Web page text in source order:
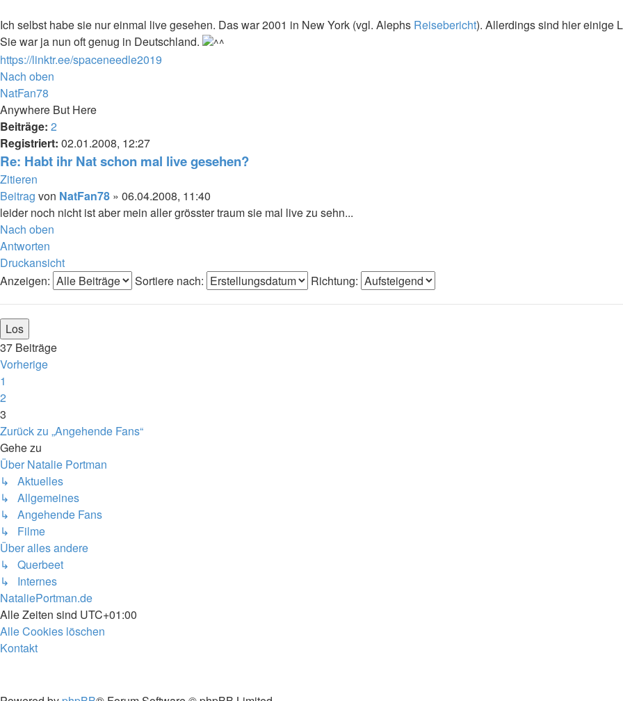
Ich selbst habe sie nur einmal live gesehen. Das war 2001 in New York (vgl. Alephs Reisebericht). Allerdings sind hier einige
Sie war ja nun oft genug in Deutschland.
https://linktr.ee/spaceneedle2019
Nach oben
NatFan78
Anywhere But Here
Beiträge: 2
Registriert: 02.01.2008, 12:27
Re: Habt ihr Nat schon mal live gesehen?
Zitieren
Beitrag von NatFan78 » 06.04.2008, 11:40
leider noch nicht ist aber mein aller grösster traum sie mal live zu sehn...
Nach oben
Antworten
Druckansicht
Anzeigen:
Sortiere nach: Richtung:
37 Beiträge
Vorherige
1
2
3
Zurück zu „Angehende Fans“
Gehe zu
Über Natalie Portman
↳ Aktuelles
↳ Allgemeines
↳ Angehende Fans
↳ Filme
Über alles andere
↳ Querbeet
↳ Internes
NataliePortman.de
Alle Zeiten sind UTC+01:00
Alle Cookies löschen
Kontakt